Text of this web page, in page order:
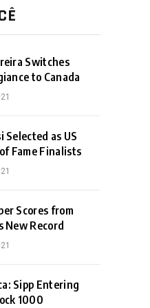
Switches
to Canada
Selected as US
Fame Finalists
Scores from
New Record
Sipp Entering
1000